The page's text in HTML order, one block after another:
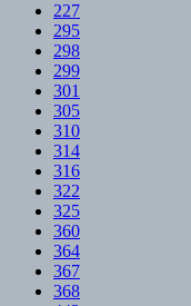
227
295
298
299
301
305
310
314
316
322
325
360
364
367
368